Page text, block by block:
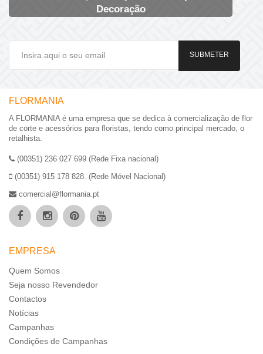
Decoração
SUBMETER
FLORMANIA
A FLORMANIA é uma empresa que se dedica à comercialização de flor
de corte e acessórios para floristas, tendo como principal mercado, o
retalhista.
(00351) 236 027 699 (Rede Fixa nacional)
(00351) 915 178 828. (Rede Móvel Nacional)
comercial@flormania.pt
EMPRESA
Quem Somos
Seja nosso Revendedor
Contactos
Notícias
Campanhas
Condições de Campanhas